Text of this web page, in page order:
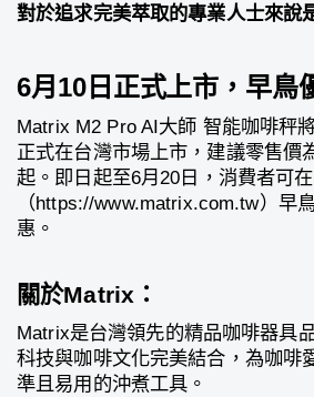
對於追求完美萃取的專業人士來說
6月10日正式上市，早鳥
Matrix M2 Pro AI大師 智能咖啡秤
正式在台灣市場上市，建議零售價
起。即日起至6月20日，消費者可
（https://www.matrix.com.tw）早
惠。
關於Matrix：
Matrix是台灣領先的精品咖啡器具
科技與咖啡文化完美結合，為咖啡
準且易用的沖煮工具。